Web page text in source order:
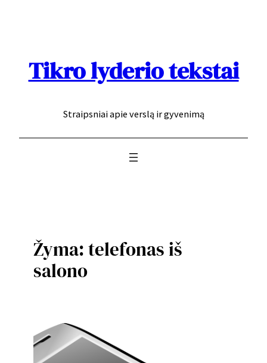
Tikro lyderio tekstai
Straipsniai apie verslą ir gyvenimą
Žyma:telefonas iš
salono